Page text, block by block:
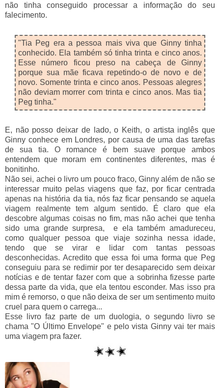
não tinha conseguido processar a informação do seu
falecimento.
"Tia Peg era a pessoa mais viva que Ginny tinha
conhecido. Ela também só tinha trinta e cinco anos.
Esse número ficou preso na cabeça de Ginny
porque sua mãe ficava repetindo-o de novo e de
novo. Somente trinta e cinco anos. Pessoas alegres
não deviam morrer com trinta e cinco anos. Mas tia
Peg tinha."
E, não posso deixar de lado, o Keith, o artista inglês que
Ginny conhece em Londres, por causa de uma das tarefas
de sua tia. O romance é bem suave porque ambos
entendem que moram em continentes diferentes, mas é
bonitinho.
Não sei, achei o livro um pouco fraco, Ginny além de não se
interessar muito pelas viagens que faz, por ficar centrada
apenas na história da tia, nós faz ficar pensando se aquela
viagem realmente tem algum sentido. É claro que ela
descobre algumas coisas no fim, mas não achei que tenha
sido uma grande surpresa, e ela também amadureceu,
como qualquer pessoa que viaje sozinha nessa idade,
tendo que se virar e lidar com tantas pessoas
desconhecidas. Acredito que essa foi uma forma que Peg
conseguiu para se redimir por ter desaparecido sem deixar
notícias e de tentar fazer com que a sobrinha fizesse parte
dessa parte da vida, que ela tentou esconder. Mas isso pra
mim é remorso, o que não deixa de ser um sentimento muito
cruel para quem o carrega...
Esse livro faz parte de um duologia, o segundo livro se
chama "O Último Envelope" e pelo vista Ginny vai ter mais
uma viagem pra fazer.